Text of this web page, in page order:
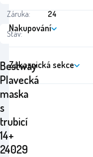
Bestway
Plavecká
maska
s
trubicí
14+
24029
Záruka:
24
Stav:
Nakupování
Zákaznická sekce